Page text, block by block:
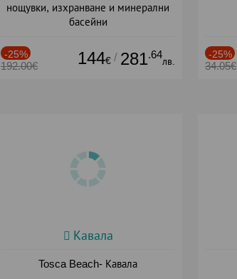
нощувки, изхранване и минерални
басейни
-25%
192.00€ 144€ / 281.64
лв.
-25%
34.05€
Кавала
Tosca Beach- Кавала